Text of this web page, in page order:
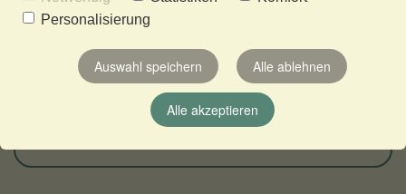
6850 Dornbirn
Österreich
Personalisierung
Auswahl speichern Alle ablehnen
Alle akzeptieren